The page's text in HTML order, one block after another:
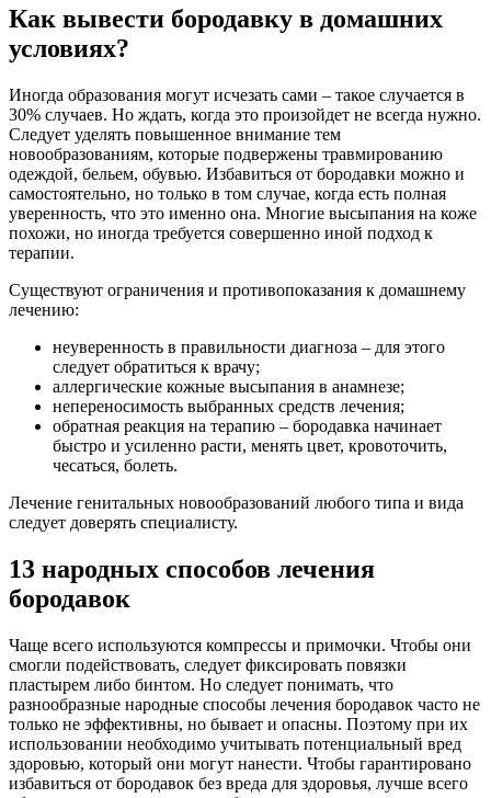
Как вывести бородавку в домашних
условиях?
Иногда образования могут исчезать сами – такое случается в
30% случаев. Но ждать, когда это произойдет не всегда нужно.
Следует уделять повышенное внимание тем
новообразованиям, которые подвержены травмированию
одеждой, бельем, обувью. Избавиться от бородавки можно и
самостоятельно, но только в том случае, когда есть полная
уверенность, что это именно она. Многие высыпания на коже
похожи, но иногда требуется совершенно иной подход к
терапии.
Существуют ограничения и противопоказания к домашнему
лечению:
неуверенность в правильности диагноза – для этого
следует обратиться к врачу;
аллергические кожные высыпания в анамнезе;
непереносимость выбранных средств лечения;
обратная реакция на терапию – бородавка начинает
быстро и усиленно расти, менять цвет, кровоточить,
чесаться, болеть.
Лечение генитальных новообразований любого типа и вида
следует доверять специалисту.
13 народных способов лечения
бородавок
Чаще всего используются компрессы и примочки. Чтобы они
смогли подействовать, следует фиксировать повязки
пластырем либо бинтом. Но следует понимать, что
разнообразные народные способы лечения бородавок часто не
только не эффективны, но бывает и опасны. Поэтому при их
использовании необходимо учитывать потенциальный вред
здоровью, который они могут нанести. Чтобы гарантировано
избавиться от бородавок без вреда для здоровья, лучше всего